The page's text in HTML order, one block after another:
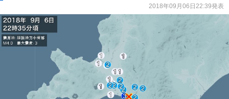
2018年09月06日22:39発表